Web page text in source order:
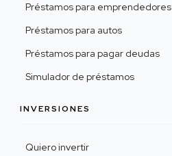
Préstamos para emprendedores
Préstamos para autos
Préstamos para pagar deudas
Simulador de préstamos
INVERSIONES
Quiero invertir